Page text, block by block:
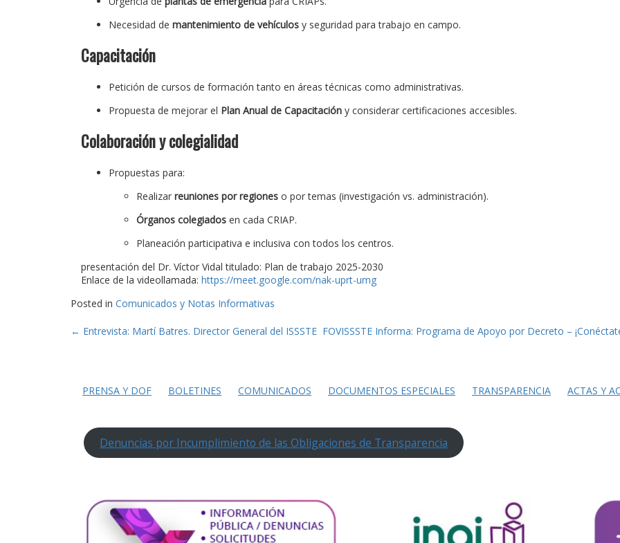
Necesidad de mantenimiento de vehículos y seguridad para trabajo en campo.
Capacitación
Petición de cursos de formación tanto en áreas técnicas como administrativas.
Propuesta de mejorar el Plan Anual de Capacitación y considerar certificaciones accesibles.
Colaboración y colegialidad
Propuestas para:
Realizar reuniones por regiones o por temas (investigación vs. administración).
Órganos colegiados en cada CRIAP.
Planeación participativa e inclusiva con todos los centros.
presentación del Dr. Víctor Vidal titulado: Plan de trabajo 2025-2030
Enlace de la videollamada: https://meet.google.com/nak-uprt-umg
Posted in Comunicados y Notas Informativas
Post
← Entrevista: Martí Batres. Director General del ISSSTE FOVISSSTE Informa: Programa de Apoyo por Decreto –
PRENSA Y DOF BOLETINES COMUNICADOS DOCUMENTOS ESPECIALES TRANSPARENCIA ACTAS Y
Denuncias por Incumplimiento de las Obligaciones de Transparencia